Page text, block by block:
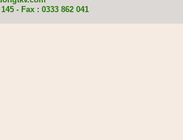
- Fax : 0333 862 041